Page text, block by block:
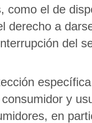
como el de
derecho a
del
y
en